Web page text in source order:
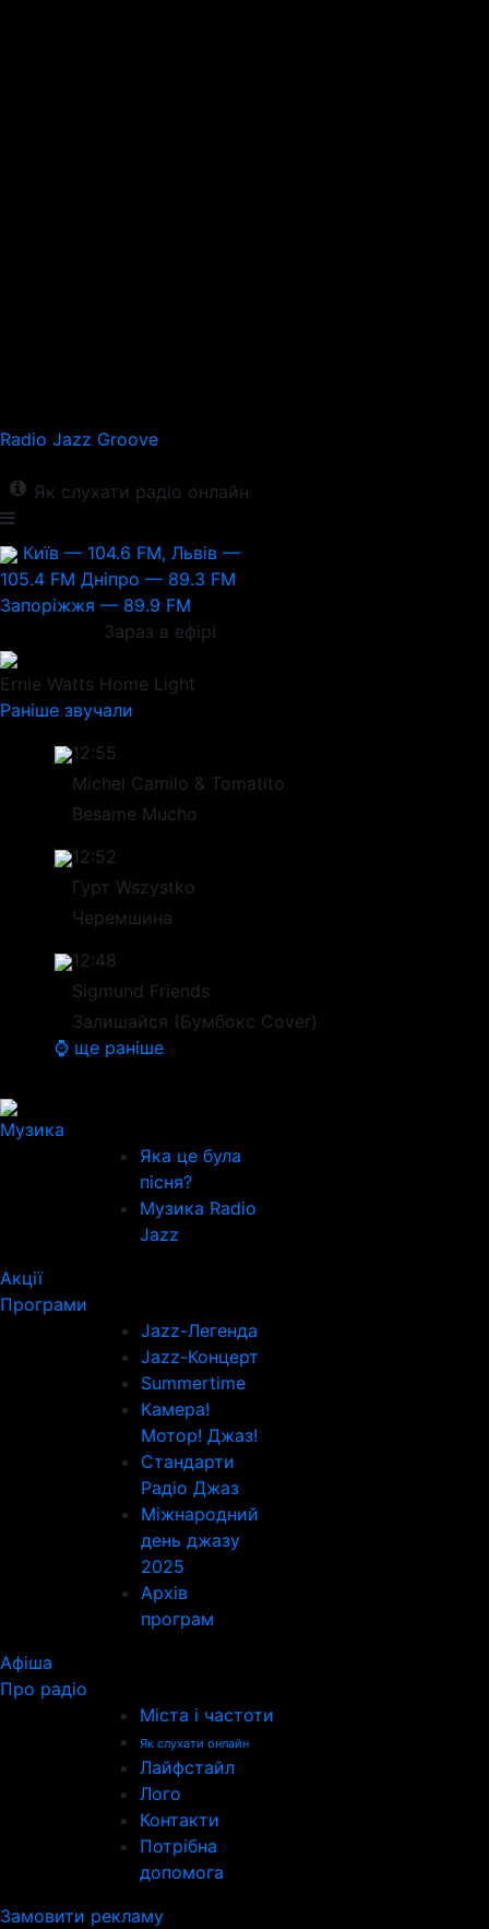
Radio Jazz Groove
Як слухати радіо онлайн
Київ — 104.6 FM, Львів —
105.4 FM Дніпро — 89.3 FM
Запоріжжя — 89.9 FM
Зараз в ефірі
Ernie Watts Home Light
Раніше звучали
12:55
Michel Camilo & Tomatito
Besame Mucho
12:52
Гурт Wszystko
Черемшина
12:48
Sigmund Friends
Залишайся (Бумбокс Cover)
⌚ ще раніше
Музика
Яка це була
пісня?
Музика Radio
Jazz
Акції
Програми
Jazz-Легенда
Jazz-Концерт
Summertime
Камера!
Мотор! Джаз!
Стандарти
Радіо Джаз
Міжнародний
день джазу
2025
Архів
програм
Афіша
Про радіо
Міста і частоти
Як слухати онлайн
Лайфстайл
Лого
Контакти
Потрібна
допомога
Замовити рекламу